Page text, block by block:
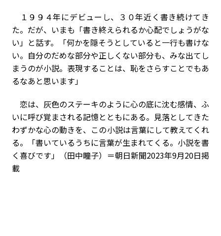
１９９４年にデビューし、３０年近く書き続けてき
た。だが、いまも「書き終えられるか心配でしょうがな
い」と話す。「何かを隠そうとしていると一行も書けな
い。自分のだめな部分や正しくない部分も、みな出てし
まうのが小説。表現することは、恥をさらすことでもあ
るなあと思います」
恋は、灰色のステーキのように心の底に沈む感情、ふ
いに呼び覚まされる記憶とともにある。見落としてきた
わずかな心の動きを、この小説は言葉にして教えてくれ
る。「書いているうちに言葉が生まれてくる。小説を書
く喜びです」（田中瞳子）＝朝日新聞2023年9月20日掲
載